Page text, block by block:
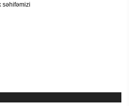
səhifəmizi